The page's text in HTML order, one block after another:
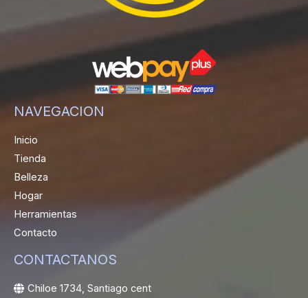
NAVEGACION
Inicio
Tienda
Belleza
Hogar
Herramientas
Contacto
CONTACTANOS
Chiloe 1734, Santiago cent